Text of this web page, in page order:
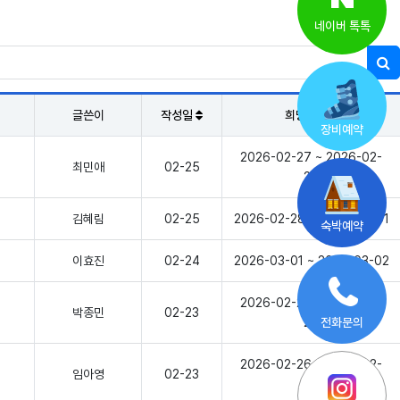
글쓴이 작성일 희망예약일
최민애 02-25
2026-02-27 ~ 2026-02-
27
김혜림 02-25 2026-02-28 ~ 2026-03-01
이효진 02-24 2026-03-01 ~ 2026-03-02
박종민 02-23
2026-02-24 ~ 2026-02-
25
임아영 02-23
2026-02-26 ~ 2026-02-
네이버 톡톡
장비예약
숙박예약
전화문의